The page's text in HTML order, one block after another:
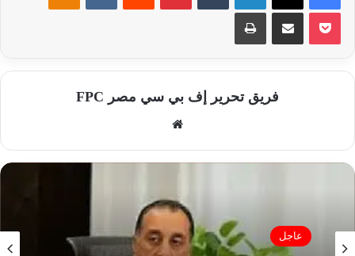
فريق تحرير إف بي سي مصر FPC
الوي
عاجل